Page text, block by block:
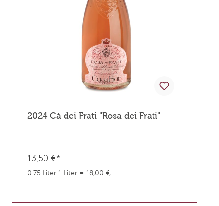
2024 Cà dei Frati "Rosa dei Frati"
13,50 €*
0.75 Liter 1 Liter = 18,00 €,